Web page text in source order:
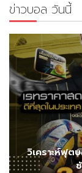
ข่าวบอล วันนี้
วิเคราะห์ฟุต